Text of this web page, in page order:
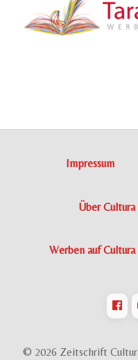
Impressum
Über
Werben auf
© 2026 Zeitschrift